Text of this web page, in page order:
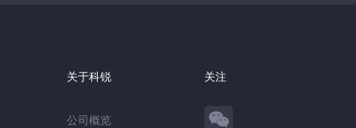
关于科锐
公司概览
关注